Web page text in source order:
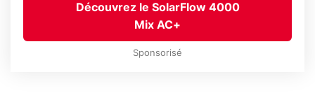
Découvrez le SolarFlow 4000
Mix AC+
Sponsorisé